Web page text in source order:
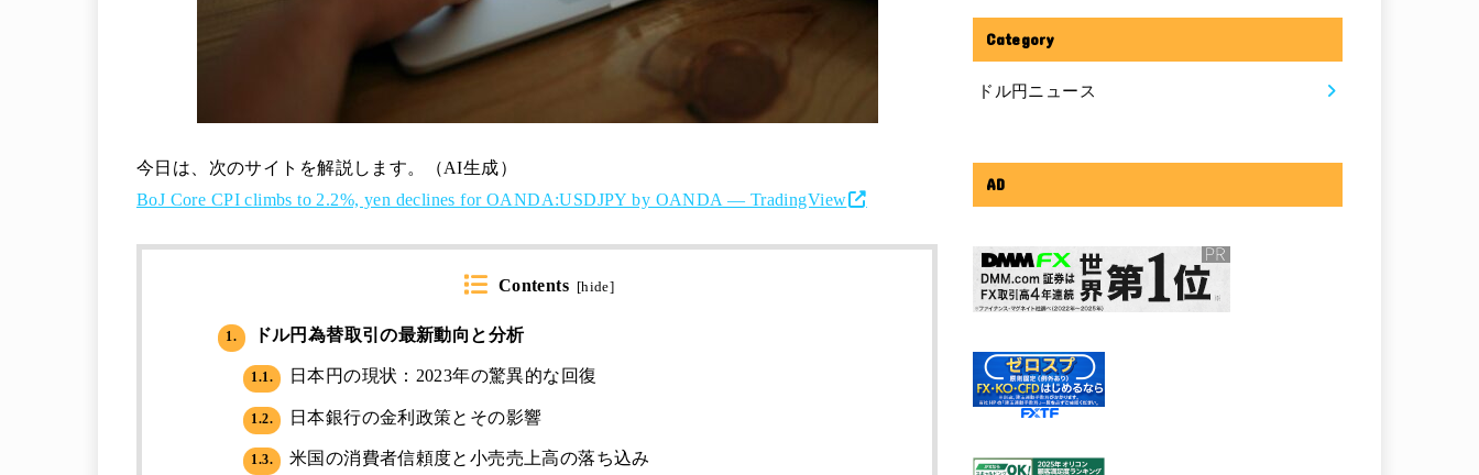
今日は、次のサイトを解説します。（AI生成）
BoJ Core CPI climbs to 2.2%, yen declines for OANDA:USDJPY by OANDA — TradingView
Contents [hide]
1. ドル円為替取引の最新動向と分析
1.1. 日本円の現状：2023年の驚異的な回復
1.2. 日本銀行の金利政策とその影響
1.3. 米国の消費者信頼度と小売売上高の落ち込み
Category
ドル円ニュース
AD